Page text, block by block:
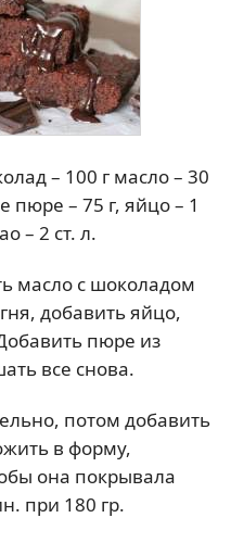
– 100 г масло – 30
пюре – 75 г, яйцо – 1
– 2 ст. л.
масло с шоколадом
добавить яйцо,
пюре из
все снова.
потом добавить
в форму,
она покрывала
при 180 гр.